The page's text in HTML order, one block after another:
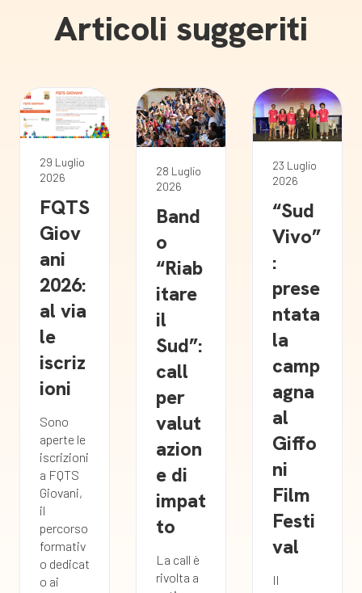
Articoli suggeriti
29 Luglio
2026
FQTS
Giov
ani
2026:
al via
le
iscriz
ioni
Sono
aperte le
iscrizioni
a FQTS
Giovani,
il
percorso
formativ
o dedicat
o ai
28 Luglio
2026
Band
o
“Riab
itare
il
Sud”:
call
per
valut
azion
e di
impat
to
La call è
rivolta a
23 Luglio
2026
“Sud
Vivo”
:
prese
ntata
la
camp
agna
al
Giffo
ni
Film
Festi
val
Il